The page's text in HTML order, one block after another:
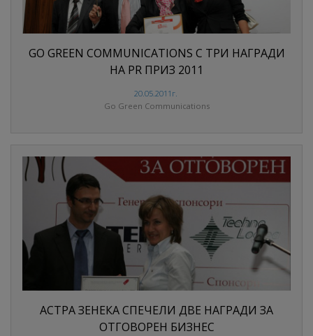
GO GREEN COMMUNICATIONS С ТРИ НАГРАДИ
НА PR ПРИЗ 2011
20.05.2011г.
Go Green Communications
АСТРА ЗЕНЕКА СПЕЧЕЛИ ДВЕ НАГРАДИ ЗА
ОТГОВОРЕН БИЗНЕС